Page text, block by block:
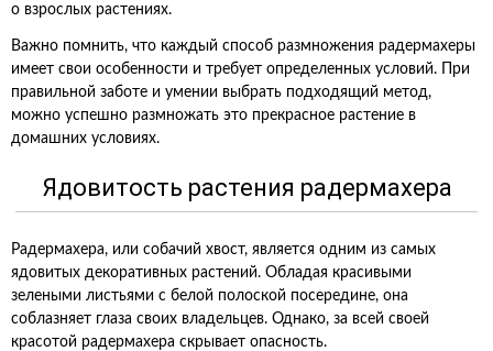
о взрослых растениях.
Важно помнить, что каждый способ размножения радермахеры
имеет свои особенности и требует определенных условий. При
правильной заботе и умении выбрать подходящий метод,
можно успешно размножать это прекрасное растение в
домашних условиях.
Ядовитость растения радермахера
Радермахера, или собачий хвост, является одним из самых
ядовитых декоративных растений. Обладая красивыми
зелеными листьями с белой полоской посередине, она
соблазняет глаза своих владельцев. Однако, за всей своей
красотой радермахера скрывает опасность.